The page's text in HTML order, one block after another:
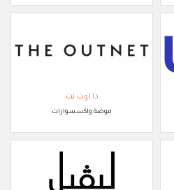
ذا اوت نت
موضة واكسسوارات